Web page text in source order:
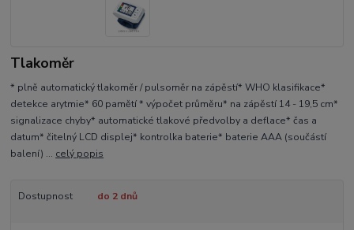
Tlakoměr
* plně automatický tlakoměr / pulsoměr na zápěstí* WHO klasifikace*
detekce arytmie* 60 pamětí * výpočet průměru* na zápěstí 14 - 19,5 cm*
signalizace chyby* automatické tlakové předvolby a deflace* čas a
datum* čitelný LCD displej* kontrolka baterie* baterie AAA (součástí
balení) ... celý popis
Dostupnost do 2 dnů